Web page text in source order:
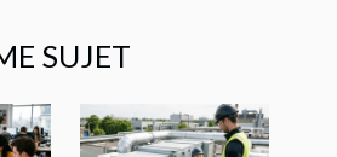
SUJET